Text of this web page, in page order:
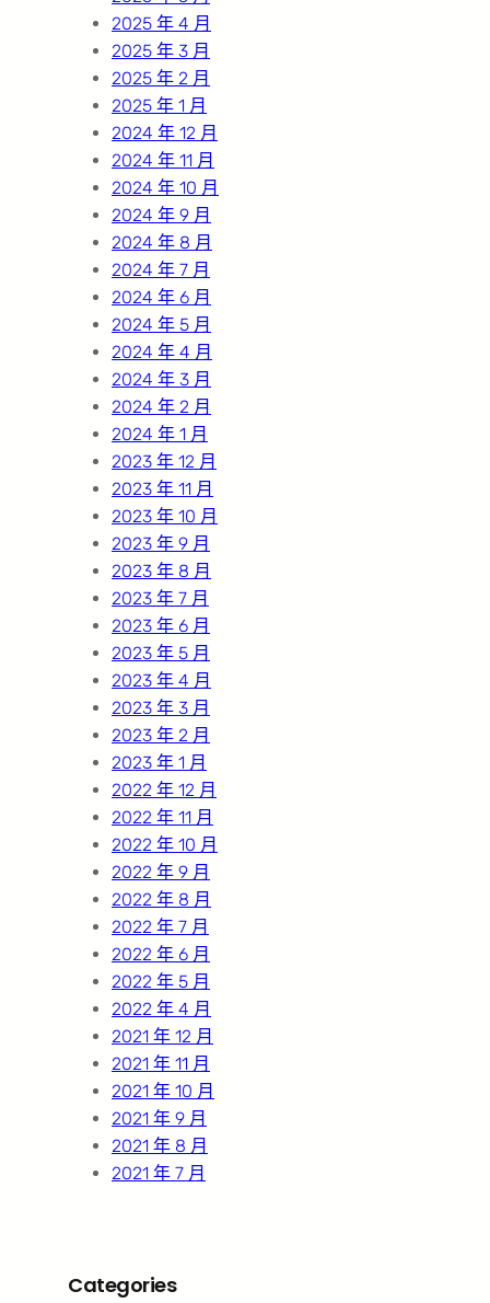
2025 年 4 月
2025 年 3 月
2025 年 2 月
2025 年 1 月
2024 年 12 月
2024 年 11 月
2024 年 10 月
2024 年 9 月
2024 年 8 月
2024 年 7 月
2024 年 6 月
2024 年 5 月
2024 年 4 月
2024 年 3 月
2024 年 2 月
2024 年 1 月
2023 年 12 月
2023 年 11 月
2023 年 10 月
2023 年 9 月
2023 年 8 月
2023 年 7 月
2023 年 6 月
2023 年 5 月
2023 年 4 月
2023 年 3 月
2023 年 2 月
2023 年 1 月
2022 年 12 月
2022 年 11 月
2022 年 10 月
2022 年 9 月
2022 年 8 月
2022 年 7 月
2022 年 6 月
2022 年 5 月
2022 年 4 月
2021 年 12 月
2021 年 11 月
2021 年 10 月
2021 年 9 月
2021 年 8 月
2021 年 7 月
Categories